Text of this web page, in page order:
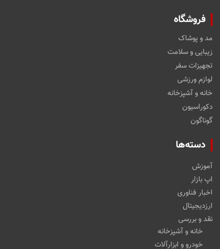
فروشگاه
مد و پوشاک
زیبایی و سلامت
تجهیزات سفر
لوازم ورزشی
خانه و آشپزخانه
دکوراسیون
گوناگون
دسته‌ها
آموزش
اپ بازار
اخبار فناوری
ارزدیجیتال
نقد و بررسی
خانه و آشپزخانه
خودرو و ابزارآلات